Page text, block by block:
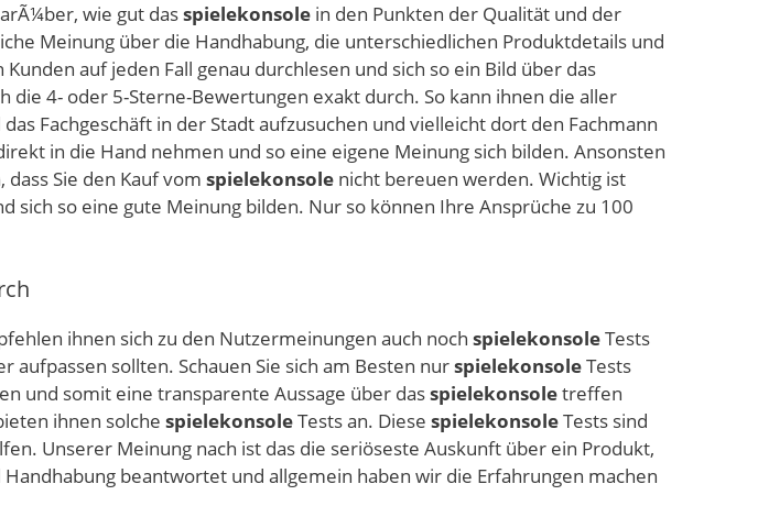
wie gut dasspielekonsole in den Punkten der Qualität und der
Meinung über die Handhabung, die unterschiedlichen Produktdetails und
auf jeden Fall genau durchlesen und sich so ein Bild über das
die 4- oder 5-Sterne-Bewertungen exakt durch. So kann ihnen die aller
Fachgeschäft in der Stadt aufzusuchen und vielleicht dort den Fachmann
in die Hand nehmen und so eine eigene Meinung sich bilden. Ansonsten
Sie den Kauf vom spielekonsole nicht bereuen werden. Wichtig ist
sich so eine gute Meinung bilden. Nur so können Ihre Ansprüche zu 100
ihnen sich zu den Nutzermeinungen auch noch spielekonsoleTests
aufpassen sollten. Schauen Sie sich am Besten nurspielekonsoleTests
und somit eine transparente Aussage über dasspielekonsoletreffen
ihnen solche spielekonsoleTests an. Diese spielekonsoleTests sind
Unserer Meinung nach ist das die seriöseste Auskunft über ein Produkt,
beantwortet und allgemein haben wir die Erfahrungen machen